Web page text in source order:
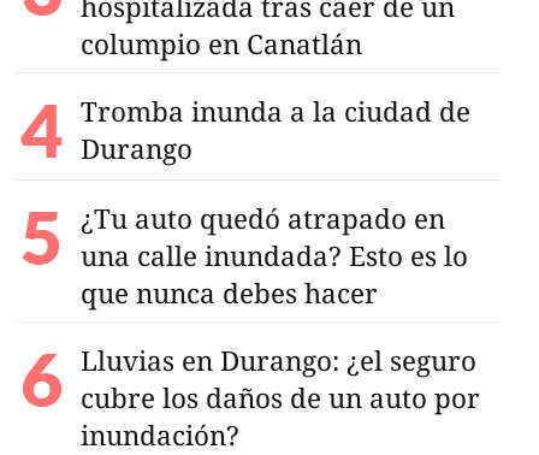
columpio en Canatlán
Tromba inunda a la ciudad de
Durango
¿Tu auto quedó atrapado en
una calle inundada? Esto es lo
que nunca debes hacer
Lluvias en Durango: ¿el seguro
cubre los daños de un auto por
inundación?